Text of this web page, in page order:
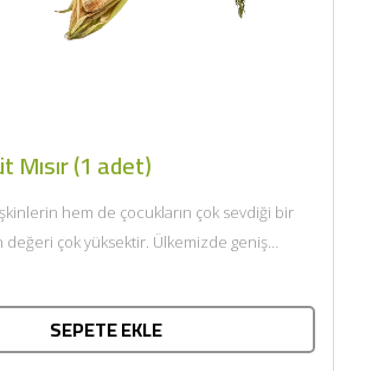
Mısır (1 adet)
hem de çocukların çok sevdiği bir
çok yüksektir. Ülkemizde geniş
SEPETE EKLE